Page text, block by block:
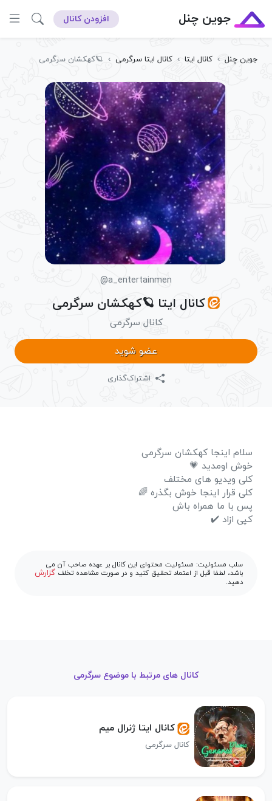
جوین چنل افزودن کانال
جوین چنل › کانال ایتا › کانال ایتا سرگرمی › 🪐کهکشان سرگرمی
@a_entertainmen
کانال ایتا 🪐کهکشان سرگرمی
کانال سرگرمی
عضو شوید
اشتراک‌گذاری
سلام اینجا کهکشان سرگرمی
خوش اومدید 💗
کلی ویدیو های مختلف
کلی قرار اینجا خوش بگذره 🌈
پس با ما همراه باش
کپی ازاد ✔️
سلب مسئولیت: مسئولیت محتوای این کانال بر عهده صاحب آن می
باشد، لطفا قبل از اعتماد تحقیق کنید و در صورت مشاهده تخلف گزارش
دهید.
کانال های مرتبط با موضوع سرگرمی
کانال ایتا ژنرال میم
کانال سرگرمی